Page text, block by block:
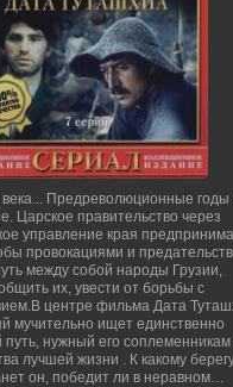
Предреволюционные годы
Царское правительство через
управление края
провокациями и
между собой народы Грузии,
их, увести от борьбы с
центре фильма Дата
мучительно ищет единственно
путь, нужный его соплеменникам
лучшей жизни . К какому
он, победит ли в неравном…